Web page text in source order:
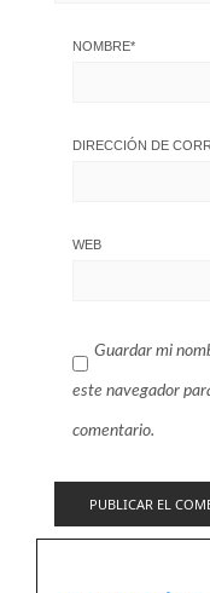
NOMBRE*
DIRECCIÓN DE
WEB
Guardar mi
este navegador
comentario.